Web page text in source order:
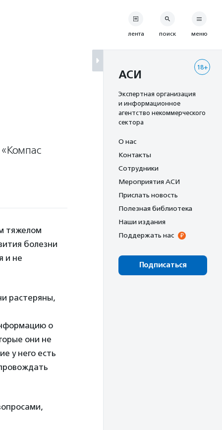
тяжелом
болезни
и не
растеряны,
о
они не
у него есть
лента поиск меню
18+
АСИ
Экспертная организация
и информационное
агентство некоммерческого
сектора
О нас
Контакты
Сотрудники
Мероприятия АСИ
Прислать новость
Полезная библиотека
Наши издания
Поддержать нас
Подписаться